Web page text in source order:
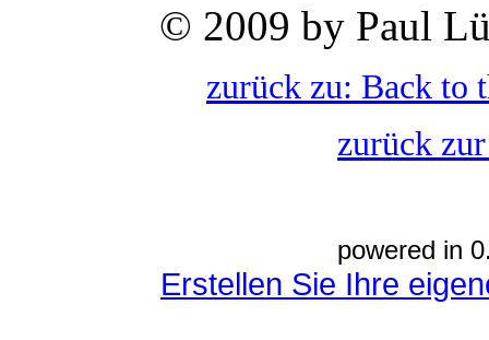
© 2009 by Paul
zurück zu: Back to
zurück
powered in
Erstellen Sie Ihre